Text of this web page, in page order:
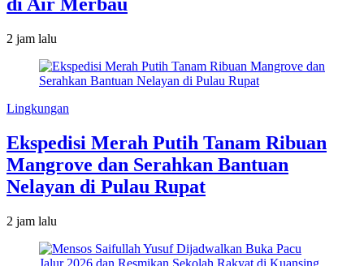
di Air Merbau
2 jam lalu
Lingkungan
Ekspedisi Merah Putih Tanam Ribuan
Mangrove dan Serahkan Bantuan
Nelayan di Pulau Rupat
2 jam lalu